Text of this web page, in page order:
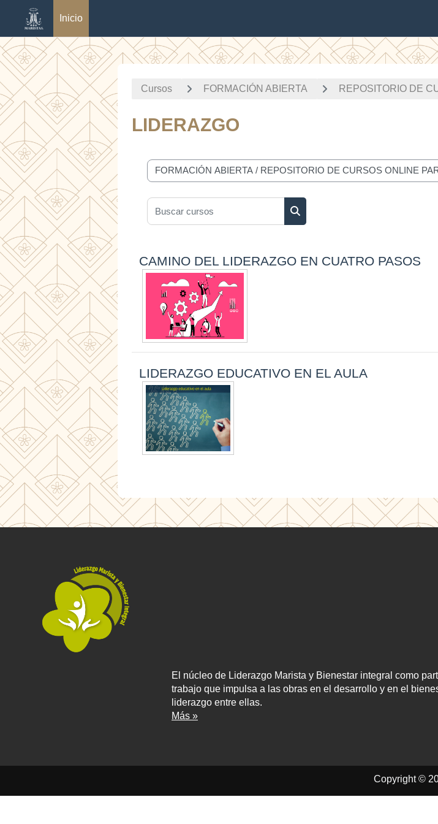
Saltar al contenido principal
Inicio
Cursos FORMACIÓN ABIERTA REPOSITORIO DE
LIDERAZGO
Categorías
Buscar cursos
CAMINO DEL LIDERAZGO EN CUATRO PASOS
LIDERAZGO EDUCATIVO EN EL AULA
El núcleo de Liderazgo Marista y Bienestar integral como
trabajo que impulsa a las obras en el desarrollo y en el
liderazgo entre ellas.
Más »
Copyright ©